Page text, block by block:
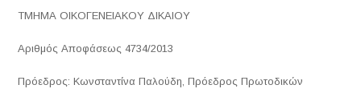
ΤΜΗΜΑ ΟΙΚΟΓΕΝΕΙΑΚΟΥ ΔΙΚΑΙΟΥ
Αριθμός Αποφάσεως 4734/2013
Πρόεδρος: Κωνσταντίνα Παλούδη, Πρόεδρος Πρωτοδικών